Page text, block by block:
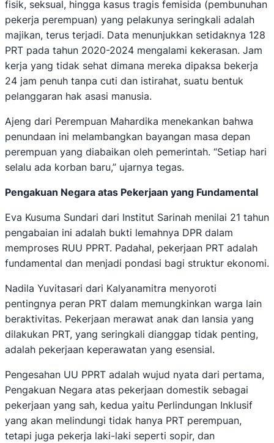
fisik, seksual, hingga kasus tragis femisida (pembunuhan
pekerja perempuan) yang pelakunya seringkali adalah
majikan, terus terjadi. Data menunjukkan setidaknya 128
PRT pada tahun 2020-2024 mengalami kekerasan. Jam
kerja yang tidak sehat dimana mereka dipaksa bekerja
24 jam penuh tanpa cuti dan istirahat, suatu bentuk
pelanggaran hak asasi manusia.
Ajeng dari Perempuan Mahardika menekankan bahwa
penundaan ini melambangkan bayangan masa depan
perempuan yang diabaikan oleh pemerintah. “Setiap hari
selalu ada korban baru,” ujarnya tegas.
Pengakuan Negara atas Pekerjaan yang Fundamental
Eva Kusuma Sundari dari Institut Sarinah menilai 21 tahun
pengabaian ini adalah bukti lemahnya DPR dalam
memproses RUU PPRT. Padahal, pekerjaan PRT adalah
fundamental dan menjadi pondasi bagi struktur ekonomi.
Nadila Yuvitasari dari Kalyanamitra menyoroti
pentingnya peran PRT dalam memungkinkan warga lain
beraktivitas. Pekerjaan merawat anak dan lansia yang
dilakukan PRT, yang seringkali dianggap tidak penting,
adalah pekerjaan keperawatan yang esensial.
Pengesahan UU PPRT adalah wujud nyata dari pertama,
Pengakuan Negara atas pekerjaan domestik sebagai
pekerjaan yang sah, kedua yaitu Perlindungan Inklusif
yang akan melindungi tidak hanya PRT perempuan,
tetapi juga pekerja laki-laki seperti sopir, dan